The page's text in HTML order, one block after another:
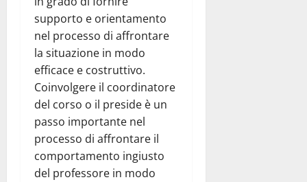
supporto e orientamento
nel processo di affrontare
la situazione in modo
efficace e costruttivo.
Coinvolgere il coordinatore
del corso o il preside è un
passo importante nel
processo di affrontare il
comportamento ingiusto
del professore in modo